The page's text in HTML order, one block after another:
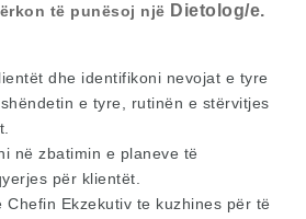
të punësoj një Dietolog/e.
dhe identifikoni nevojat e tyre
e tyre, rutinën e stërvitjes
në zbatimin e planeve të
për klientët.
Chefin Ekzekutiv te kuzhines për të